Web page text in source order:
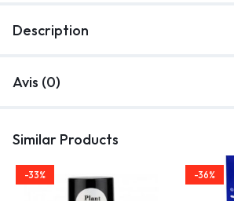
Description
Avis (0)
Similar Products
-33% -36%